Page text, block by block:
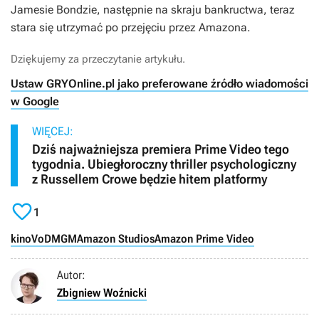
Jamesie Bondzie, następnie na skraju bankructwa, teraz
stara się utrzymać po przejęciu przez Amazona.
Dziękujemy za przeczytanie artykułu.
Ustaw GRYOnline.pl jako preferowane źródło wiadomości
w Google
WIĘCEJ:
Dziś najważniejsza premiera Prime Video tego
tygodnia. Ubiegłoroczny thriller psychologiczny
z Russellem Crowe będzie hitem platformy
1
kinoVoDMGMAmazon StudiosAmazon Prime Video
Autor:
Zbigniew Woźnicki